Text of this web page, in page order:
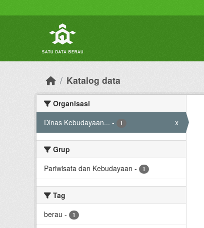
Katalog data
Organisasi
Dinas Kebudayaan... - 1 x
Grup
Pariwisata dan Kebudayaan - 1
Tag
berau - 1